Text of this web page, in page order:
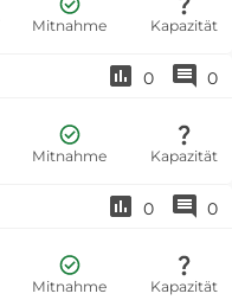
Mitnahme Kapazität
0 0
Mitnahme Kapazität
0 0
Mitnahme Kapazität